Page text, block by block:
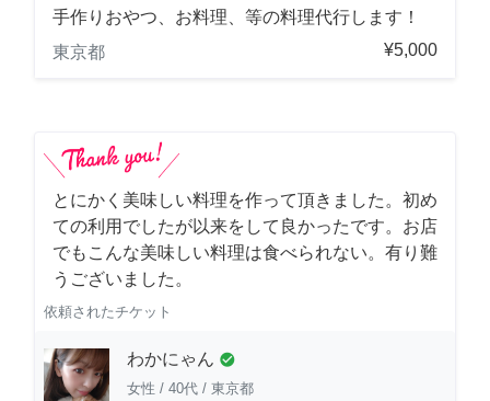
手作りおやつ、お料理、等の料理代行します！
東京都
¥5,000
とにかく美味しい料理を作って頂きました。初め
ての利用でしたが以来をして良かったです。お店
でもこんな美味しい料理は食べられない。有り難
うございました。
依頼されたチケット
わかにゃん check_circle
女性 / 40代 / 東京都